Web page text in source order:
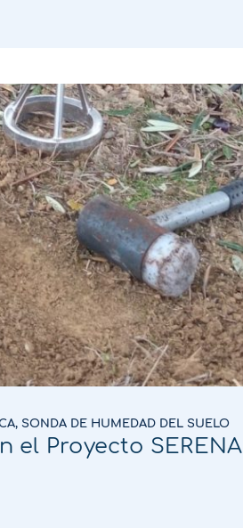
, SONDA DE HUMEDAD DEL SUELO
el Proyecto SERENA